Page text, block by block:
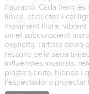
figuració. Cada llenç és
línies, etiquetes i
moviment lliure, vibrant
on el subconscient
explícita, l'artista deixa
ressons de la seua
influències musicals,
plàstica bruta, híbrida i
l'espectador a projectar